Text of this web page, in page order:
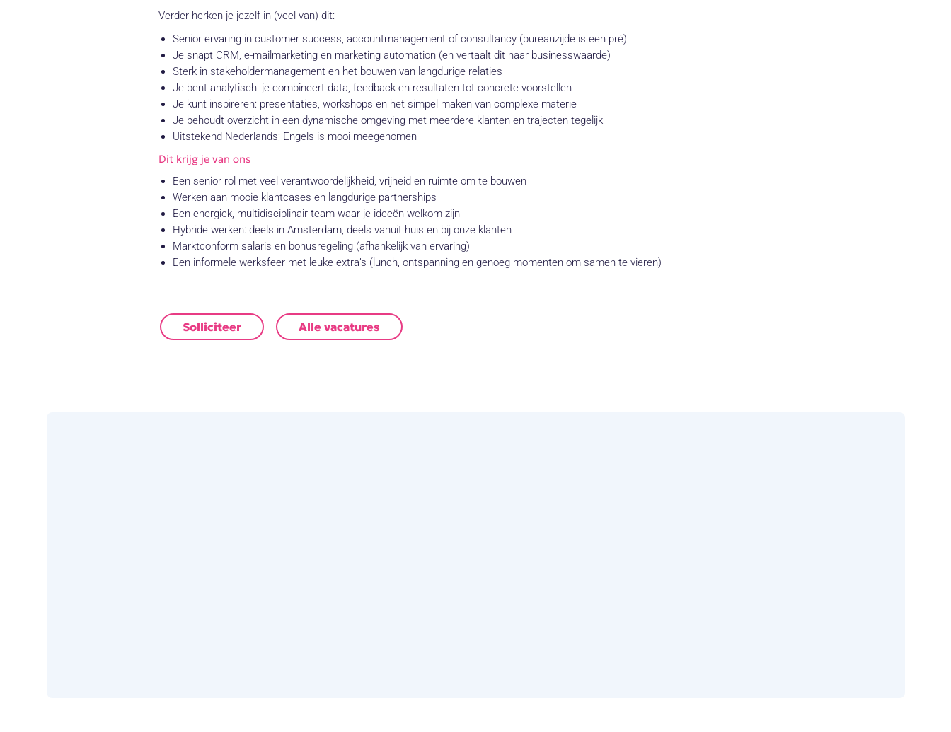
Verder herken je jezelf in (veel van) dit:
Senior ervaring in customer success, accountmanagement of consultancy (bureauzijde is een pré)
Je snapt CRM, e-mailmarketing en marketing automation (en vertaalt dit naar businesswaarde)
Sterk in stakeholdermanagement en het bouwen van langdurige relaties
Je bent analytisch: je combineert data, feedback en resultaten tot concrete voorstellen
Je kunt inspireren: presentaties, workshops en het simpel maken van complexe materie
Je behoudt overzicht in een dynamische omgeving met meerdere klanten en trajecten tegelijk
Uitstekend Nederlands; Engels is mooi meegenomen
Dit krijg je van ons
Een senior rol met veel verantwoordelijkheid, vrijheid en ruimte om te bouwen
Werken aan mooie klantcases en langdurige partnerships
Een energiek, multidisciplinair team waar je ideeën welkom zijn
Hybride werken: deels in Amsterdam, deels vanuit huis en bij onze klanten
Marktconform salaris en bonusregeling (afhankelijk van ervaring)
Een informele werksfeer met leuke extra’s (lunch, ontspanning en genoeg momenten om samen te vieren)
Solliciteer Alle vacatures